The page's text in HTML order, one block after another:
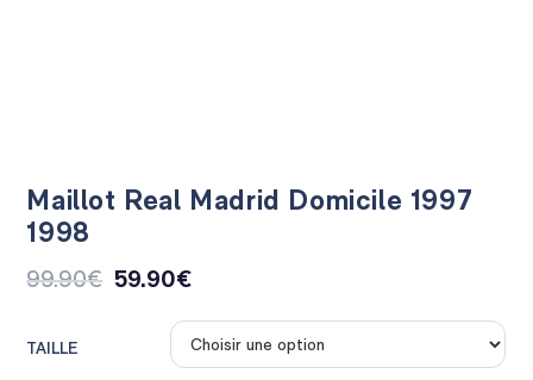
Maillot Real Madrid Domicile 1997
1998
99.90€ 59.90€
TAILLE